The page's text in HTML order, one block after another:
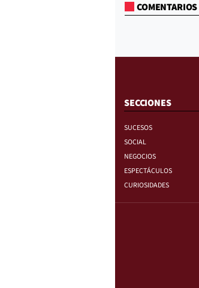
COMENTARIOS
SECCIONES
SUCESOS
SOCIAL
NEGOCIOS
ESPECTÁCULOS
CURIOSIDADES